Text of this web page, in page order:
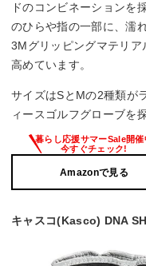
ドのコンビネーションを
のひらや指の一部に、濡
3Mグリッピングマテリ
高めています。
サイズはSとMの2種類が
ィースゴルフグローブを
Amazonで見る
キャスコ(Kasco) DNA